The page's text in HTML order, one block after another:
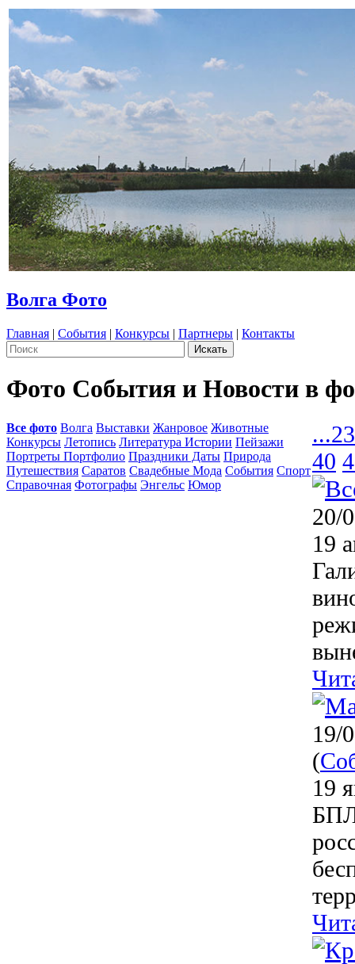
Волга Фото
Главная | События | Конкурсы | Партнеры | Контакты
Фото События и Новости в
Все фото Волга Выставки Жанровое Животные
Конкурсы Летопись Литература Истории Пейзажи
Портреты Портфолио Праздники Даты Природа
Путешествия Саратов Свадебные Мода События Спорт
Справочная Фотографы Энгельс Юмор
...23
40
20/
19
19/
(
19